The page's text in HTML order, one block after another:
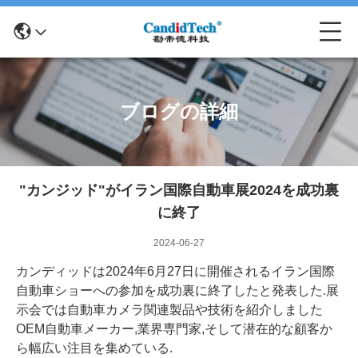
ブログの詳細
"カンジッド"がイラン国際自動車展2024を成功裏
に終了
2024-06-27
カンディッドは2024年6月27日に開催されるイラン国際
自動車ショーへの参加を成功裏に終了したと発表した.展
示会では自動車カメラ関連製品や技術を紹介しました
OEM自動車メーカー,業界専門家,そして潜在的な顧客か
ら幅広い注目を集めている.